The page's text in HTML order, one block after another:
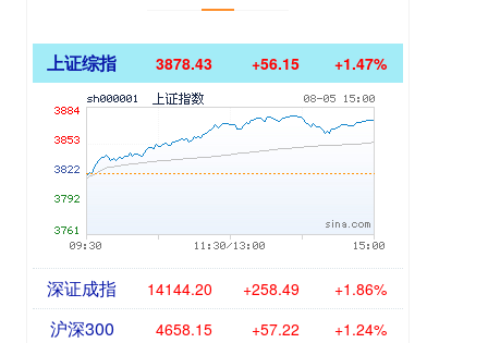
上证综指 3878.43 +56.15 +1.47%
深证成指 14144.20 +258.49 +1.86%
沪深300 4658.15 +57.22 +1.24%